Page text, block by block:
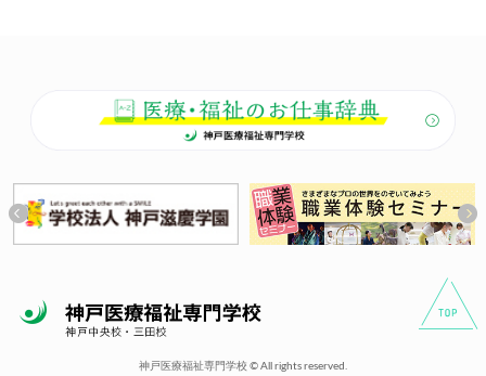
神戸医療福祉専門学校 © All rights reserved.